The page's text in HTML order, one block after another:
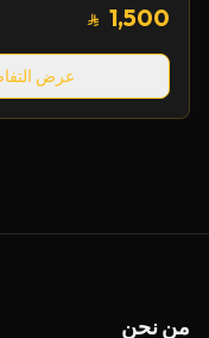
1,500
عرض
من نحن